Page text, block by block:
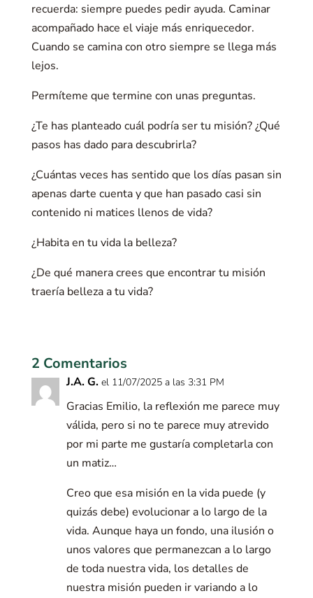
recuerda: siempre puedes pedir ayuda. Caminar
acompañado hace el viaje más enriquecedor.
Cuando se camina con otro siempre se llega más
lejos.
Permíteme que termine con unas preguntas.
¿Te has planteado cuál podría ser tu misión? ¿Qué
pasos has dado para descubrirla?
¿Cuántas veces has sentido que los días pasan sin
apenas darte cuenta y que han pasado casi sin
contenido ni matices llenos de vida?
¿Habita en tu vida la belleza?
¿De qué manera crees que encontrar tu misión
traería belleza a tu vida?
2 Comentarios
J.A. G. el 11/07/2025 a las 3:31 PM
Gracias Emilio, la reflexión me parece muy
válida, pero si no te parece muy atrevido
por mi parte me gustaría completarla con
un matiz…
Creo que esa misión en la vida puede (y
quizás debe) evolucionar a lo largo de la
vida. Aunque haya un fondo, una ilusión o
unos valores que permanezcan a lo largo
de toda nuestra vida, los detalles de
nuestra misión pueden ir variando a lo